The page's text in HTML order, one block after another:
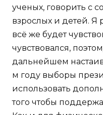
ученых, говорить с
взрослых и детей. Я
всё же будет
чувствовался,
дальнейшем
м году выборы
использовать
того чтобы